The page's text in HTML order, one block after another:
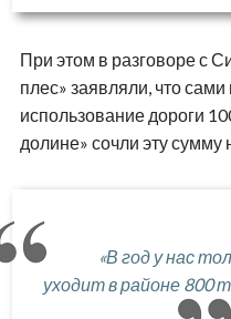
При этом в разговоре с
плес» заявляли, что
использование дороги
долине» сочли эту сумму
«В год у нас
уходит в районе 800